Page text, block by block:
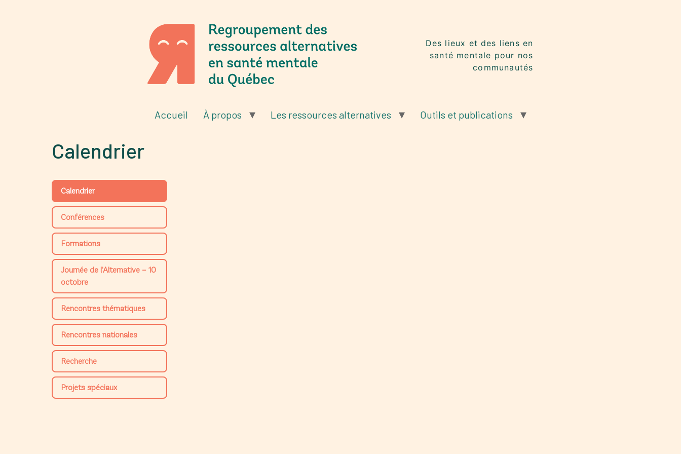
Des lieux et des liens en
santé mentale pour nos
communautés
Accueil À propos Les ressources alternatives Outils et publications
Calendrier
Calendrier
Conférences
Formations
Journée de l’Alternative – 10
octobre
Rencontres thématiques
Rencontres nationales
Recherche
Projets spéciaux